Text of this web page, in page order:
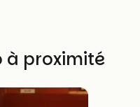
à proximité